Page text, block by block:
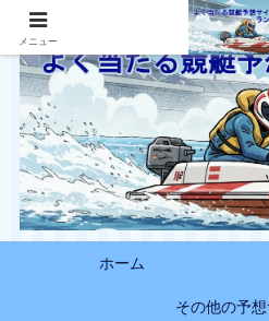
ホーム
その他の予想
メニュー